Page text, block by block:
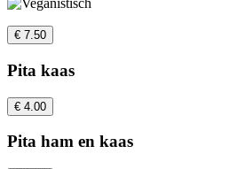
€ 7.50
Pita kaas
€ 4.00
Pita ham en kaas